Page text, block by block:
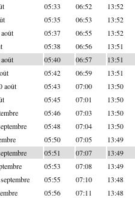
05:33 06:52 13:52
05:35 06:53 13:52
05:37 06:55 13:52
05:38 06:56 13:51
05:40 06:57 13:51
05:42 06:59 13:51
août 05:43 07:00 13:50
05:45 07:01 13:50
05:46 07:03 13:50
05:48 07:04 13:50
05:50 07:05 13:49
05:51 07:07 13:49
05:53 07:08 13:49
05:55 07:10 13:48
05:56 07:11 13:48